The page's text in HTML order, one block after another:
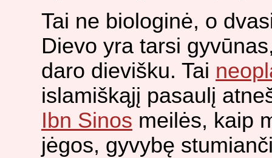
Tai ne biologinė, o
Dievo yra tarsi
daro dievišku. Tai
islamiškąjį pasaulį
Ibn Sinos meilės, kaip
jėgos, gyvybę